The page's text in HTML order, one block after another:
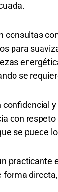
consultas
para
se
confidencial
con respeto
se puede
practicante
forma